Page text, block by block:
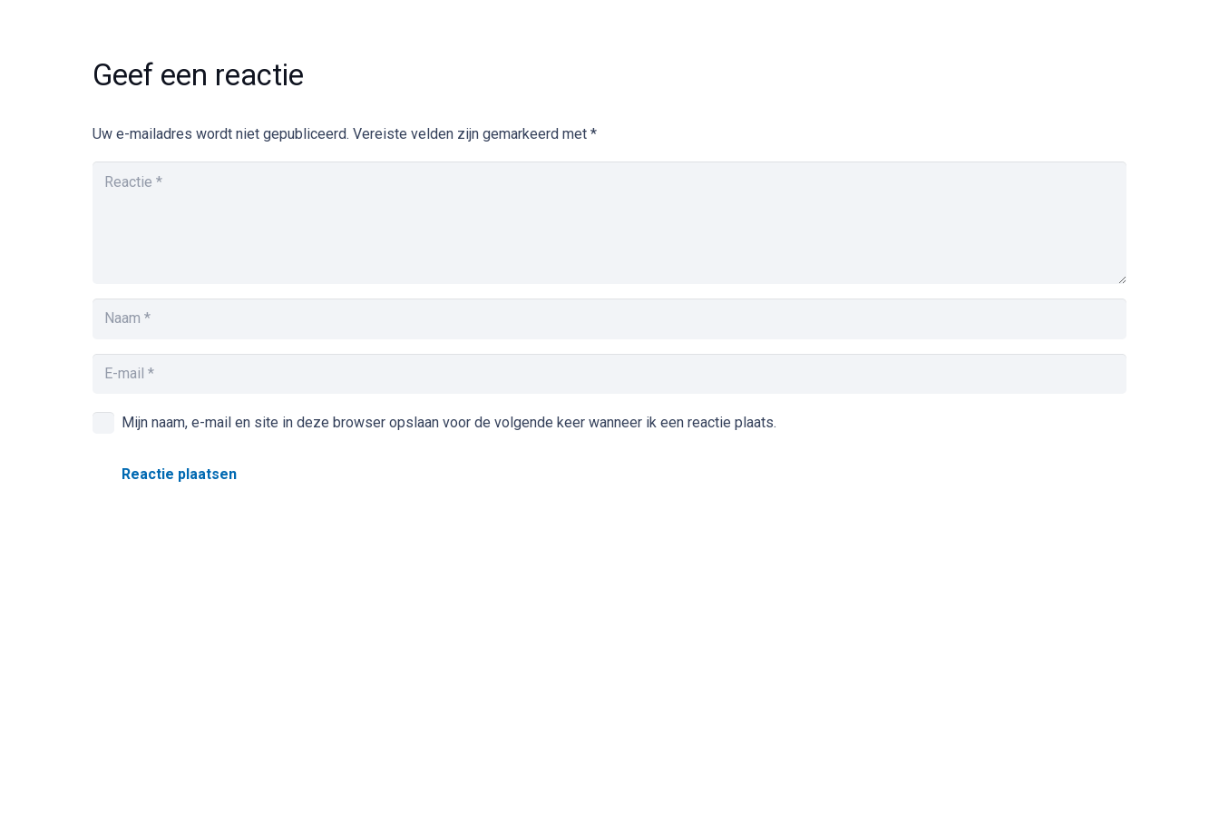
Geef een reactie
Uw e-mailadres wordt niet gepubliceerd. Vereiste velden zijn gemarkeerd met *
Mijn naam, e-mail en site in deze browser opslaan voor de volgende keer wanneer ik een reactie plaats.
Reactie plaatsen